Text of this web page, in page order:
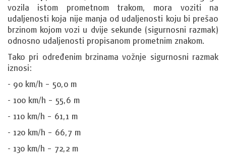
vozila istom prometnom trakom, mora voziti na
udaljenosti koja nije manja od udaljenosti koju bi prešao
brzinom kojom vozi u dvije sekunde (sigurnosni razmak)
odnosno udaljenosti propisanom prometnim znakom.
Tako pri određenim brzinama vožnje sigurnosni razmak
iznosi:
- 90 km/h – 50,0 m
- 100 km/h – 55,6 m
- 110 km/h – 61,1 m
- 120 km/h – 66,7 m
- 130 km/h – 72,2 m